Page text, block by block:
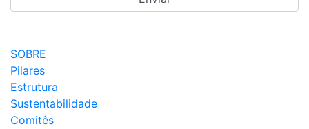
SOBRE
Pilares
Estrutura
Sustentabilidade
Comitês